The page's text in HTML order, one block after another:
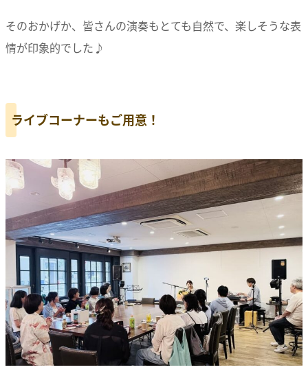
そのおかげか、皆さんの演奏もとても自然で、楽しそうな表
情が印象的でした♪
ライブコーナーもご用意！